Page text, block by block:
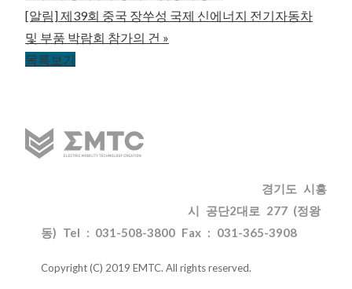
[알림] 제39회 중국 장쑤성 국제 신에너지 전기자동차
및 부품 박람회 참가의 건 »
목록보기
경기도 시흥
시 공단2대로 277 (정왕
동) Tel : 031-508-3800 Fax : 031-365-3908
Copyright (C) 2019 EMTC. All rights reserved.